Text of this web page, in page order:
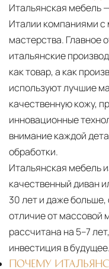
Итальянская мебель
Италии компаниями с
мастерства. Главное
итальянские
как товар, а как
используют лучшие
качественную кожу,
инновационные
внимание каждой
обработки.
Итальянская мебель
качественный диван
30 лет и даже
отличие от массовой
рассчитана на 5–7
инвестиция в будущее.
ПОЧЕМУ